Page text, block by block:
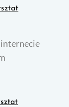
internecie